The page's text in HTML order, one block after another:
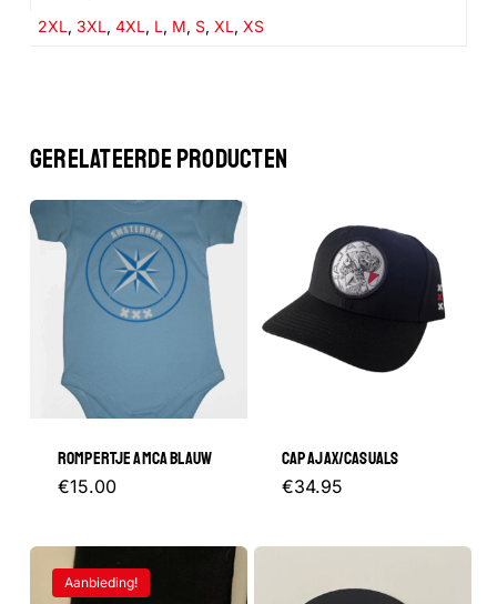
GA NAAR DE WINKEL
2XL, 3XL, 4XL, L, M, S, XL, XS
GERELATEERDE PRODUCTEN
ROMPERTJE AMCA BLAUW
€15.00
meerdere
CAP AJAX/CASUALS
€34.95
Aanbieding!